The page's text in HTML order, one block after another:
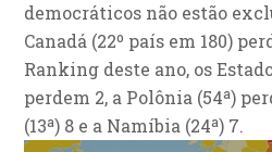
democráticos não estão
Canadá (22º país em 180)
Ranking deste ano, os
perdem 2, a Polônia (54ª)
(13ª) 8 e a Namíbia (24ª) 7.